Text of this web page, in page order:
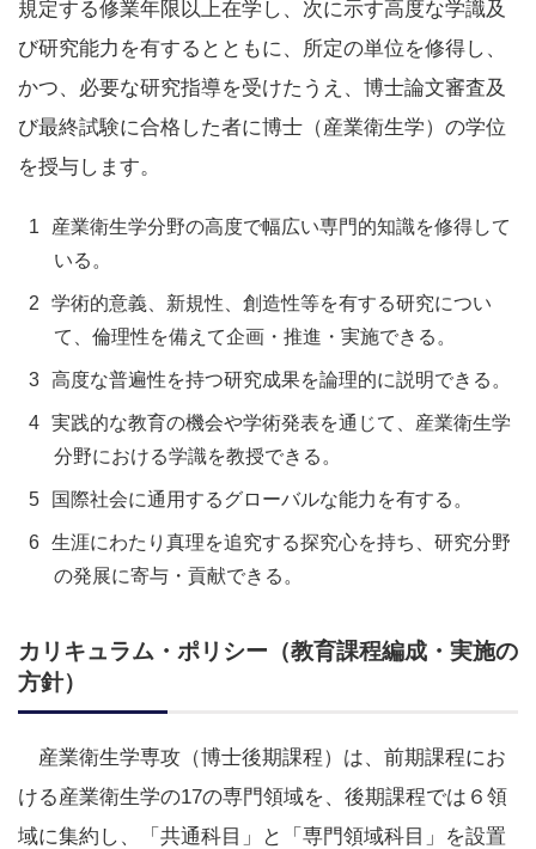
規定する修業年限以上在学し、次に示す高度な学識及
び研究能力を有するとともに、所定の単位を修得し、
かつ、必要な研究指導を受けたうえ、博士論文審査及
び最終試験に合格した者に博士（産業衛生学）の学位
を授与します。
産業衛生学分野の高度で幅広い専門的知識を修得して
いる。
学術的意義、新規性、創造性等を有する研究につい
て、倫理性を備えて企画・推進・実施できる。
高度な普遍性を持つ研究成果を論理的に説明できる。
実践的な教育の機会や学術発表を通じて、産業衛生学
分野における学識を教授できる。
国際社会に通用するグローバルな能力を有する。
生涯にわたり真理を追究する探究心を持ち、研究分野
の発展に寄与・貢献できる。
カリキュラム・ポリシー（教育課程編成・実施の
方針）
産業衛生学専攻（博士後期課程）は、前期課程にお
ける産業衛生学の17の専門領域を、後期課程では６領
域に集約し、「共通科目」と「専門領域科目」を設置